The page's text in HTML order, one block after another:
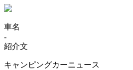
車名
-
紹介文
キャンピングカーニュース